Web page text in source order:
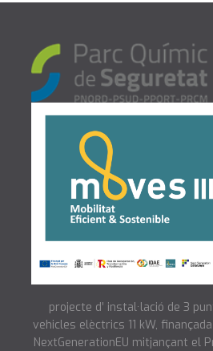
projecte d’ instal·lació de 3
vehicles elèctrics 11 kW,
NextGenerationEU mitjançant el